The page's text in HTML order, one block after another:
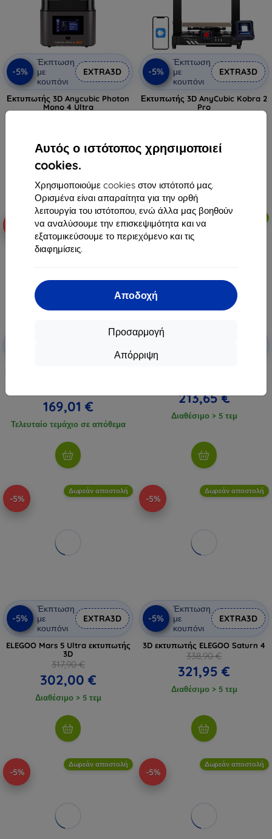
Αυτός ο ιστότοπος χρησιμοποιεί
cookies.
Χρησιμοποιούμε cookies στον ιστότοπό μας.
Ορισμένα είναι απαραίτητα για την ορθή
λειτουργία του ιστότοπου, ενώ άλλα μας βοηθούν
να αναλύσουμε την επισκεψιμότητα και να
εξατομικεύσουμε το περιεχόμενο και τις
διαφημίσεις.
Αποδοχή
Προσαρμογή
Απόρριψη
-5%
Έκπτωση
με
κουπόνι
EXTRA3D
Εκτυπωτής 3D Anycubic Photon
Mono 4 Ultra
Διαθέσιμο > 5 τεμ
-5%
Έκπτωση
με
κουπόνι
EXTRA3D
Εκτυπωτής 3D AnyCubic Kobra 2
Pro
Διαθέσιμο > 5 τεμ
169,01 €
Τελευταίο τεμάχιο σε απόθεμα
-5%
Δωρεάν αποστολή
213,65 €
Διαθέσιμο > 5 τεμ
-5%
Δωρεάν αποστολή
-5%
Έκπτωση
με
κουπόνι
EXTRA3D
ELEGOO Mars 5 Ultra εκτυπωτής
3D
317,90 €
302,00 €
Διαθέσιμο > 5 τεμ
-5%
Δωρεάν αποστολή
-5%
Έκπτωση
με
κουπόνι
EXTRA3D
3D εκτυπωτής ELEGOO Saturn 4
338,90 €
321,95 €
Διαθέσιμο > 5 τεμ
-5%
Δωρεάν αποστολή
-5%
Δωρεάν αποστολή